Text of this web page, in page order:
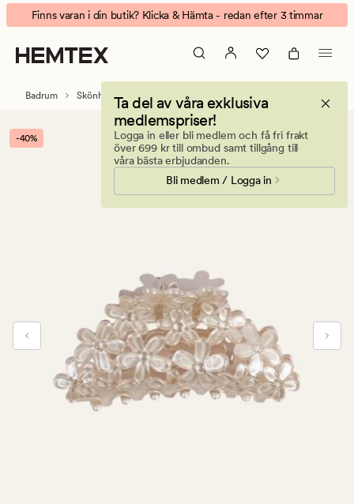
Flower
hårklämma
beige
Animerad
banner.
Klicka
på
att
pausa.
Finns varan i din butik? Klicka & Hämta - redan efter 3 timmar
Ta del av våra exklusiva
medlemspriser!
Logga in eller bli medlem och få fri frakt
över 699 kr till ombud samt tillgång till
våra bästa erbjudanden.
Bli medlem / Logga in
Badrum Skönhetstillbehör Håraccessoarer
-40%